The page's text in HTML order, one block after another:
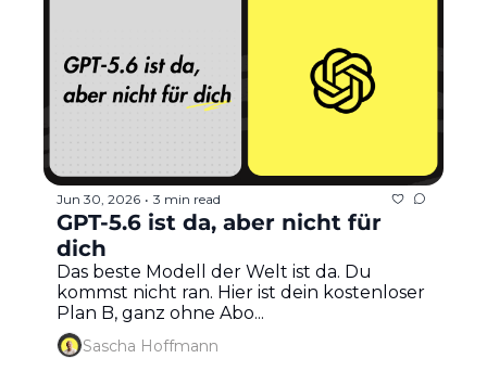
Jun 30, 2026 • 3 min read
GPT-5.6 ist da, aber nicht für
dich
Das beste Modell der Welt ist da. Du
kommst nicht ran. Hier ist dein kostenloser
Plan B, ganz ohne Abo...
Sascha Hoffmann